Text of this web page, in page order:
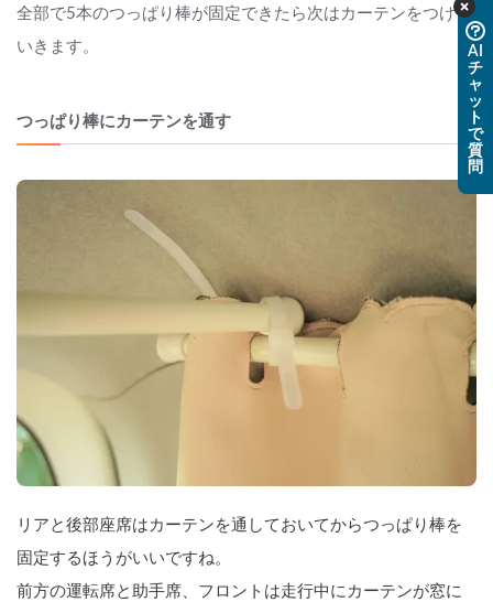
全部で5本のつっぱり棒が固定できたら次はカーテンをつけて
いきます。
つっぱり棒にカーテンを通す
リアと後部座席はカーテンを通しておいてからつっぱり棒を
固定するほうがいいですね。
前方の運転席と助手席、フロントは走行中にカーテンが窓に
AI
チ
ャ
ッ
ト
で
質
問